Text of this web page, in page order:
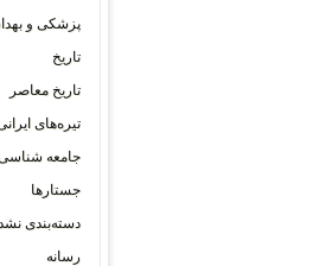
پزشکی و
تاریخ
تاریخ معاصر
تیره‌های
جامعه
جستارها
دسته‌بندی
رسانه